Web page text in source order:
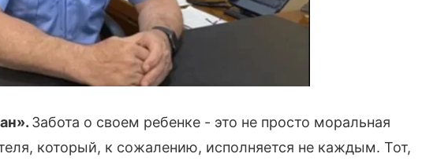
Забота о своем ребенке - это не просто моральная
который, к сожалению, исполняется не каждым. Тот,